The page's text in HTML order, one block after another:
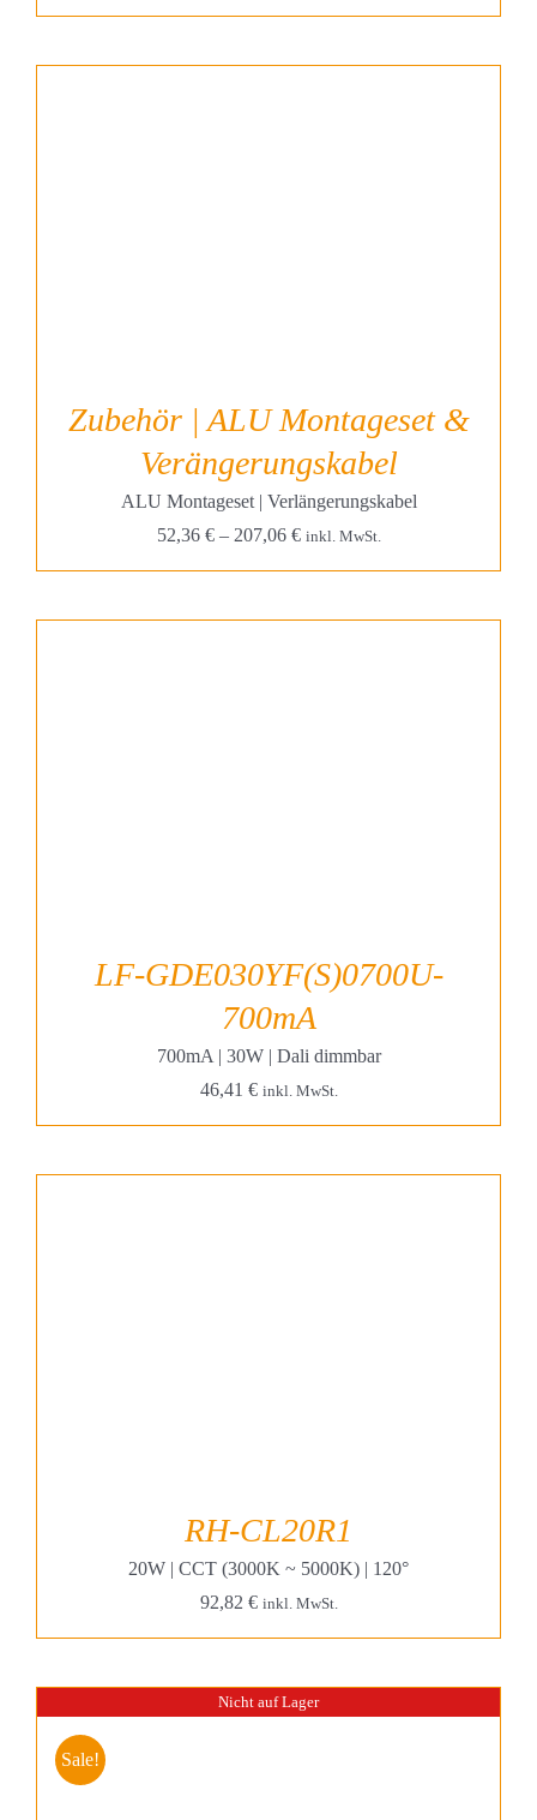
Preis Preis
Zubehör | ALU Montageset &
Verängerungskabel
ALU Montageset | Verlängerungskabel
52,36 €– 207,06 € inkl. MwSt.
LF-GDE030YF(S)0700U-
700mA
700mA | 30W | Dali dimmbar
46,41 € inkl. MwSt.
RH-CL20R1
20W | CCT (3000K ~ 5000K) | 120°
92,82 € inkl. MwSt.
Nicht auf Lager
Sale!